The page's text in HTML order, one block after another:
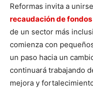
Reformas invita a
recaudación de fondos
de un sector más
comienza con
un paso hacia un
continuará trabajando
mejora y